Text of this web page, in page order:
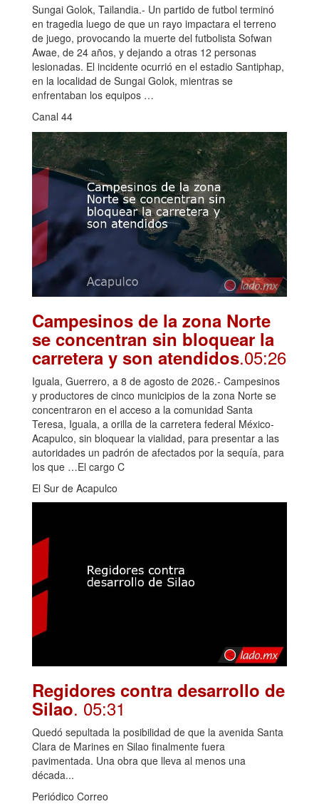
Sungai Golok, Tailandia.- Un partido de futbol terminó
en tragedia luego de que un rayo impactara el terreno
de juego, provocando la muerte del futbolista Sofwan
Awae, de 24 años, y dejando a otras 12 personas
lesionadas. El incidente ocurrió en el estadio Santiphap,
en la localidad de Sungai Golok, mientras se
enfrentaban los equipos …
Canal 44
Campesinos de la zona Norte
se concentran sin bloquear la
carretera y son atendidos.05:26
Iguala, Guerrero, a 8 de agosto de 2026.- Campesinos
y productores de cinco municipios de la zona Norte se
concentraron en el acceso a la comunidad Santa
Teresa, Iguala, a orilla de la carretera federal México-
Acapulco, sin bloquear la vialidad, para presentar a las
autoridades un padrón de afectados por la sequía, para
los que …El cargo C
El Sur de Acapulco
Regidores contra desarrollo de
Silao. 05:31
Quedó sepultada la posibilidad de que la avenida Santa
Clara de Marines en Silao finalmente fuera
pavimentada. Una obra que lleva al menos una
década...
Periódico Correo